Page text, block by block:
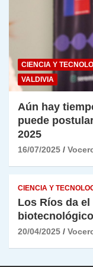
CIENCIA Y
VALDIVIA
Aún hay
puede
2025
16/07/2025
CIENCIA Y
Los Ríos da
20/04/2025